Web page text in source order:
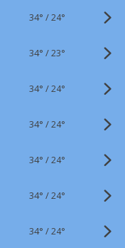
34° /24°
34° /23°
34° /24°
34° /24°
34° /24°
34° /24°
34° /24°